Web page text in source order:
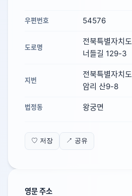
우편번호 54576
도로명
전북특별자치
너들길 129-3
지번
전북특별자치
암리 산9-8
법정동 왕궁면
♡ 저장 ↗ 공유
영문 주소